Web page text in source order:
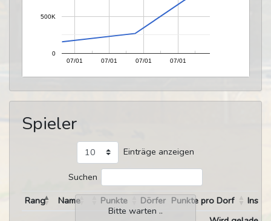
07/01 07/01 07/01 07/01
0
500K
Spieler
Einträge anzeigen
Suchen
Bitte warten ..
Rang Name Punkte Dörfer Punkte pro Dorf